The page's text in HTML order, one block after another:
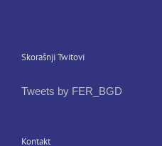
Skorašnji Twitovi
Tweets by FER_BGD
Kontakt